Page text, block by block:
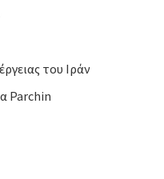
του Ιράν
Parchin